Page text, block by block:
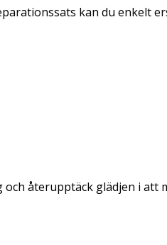
kan du enkelt
återupptäck glädjen i att